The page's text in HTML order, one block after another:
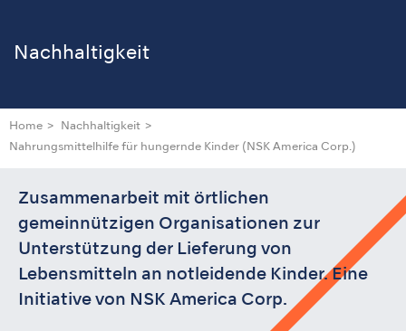
Nachhaltigkeit
Home
Nachhaltigkeit
Nahrungsmittelhilfe für hungernde Kinder (NSK America Corp.)
Zusammenarbeit mit örtlichen
gemeinnützigen Organisationen zur
Unterstützung der Lieferung von
Lebensmitteln an notleidende Kinder. Eine
Initiative von NSK America Corp.